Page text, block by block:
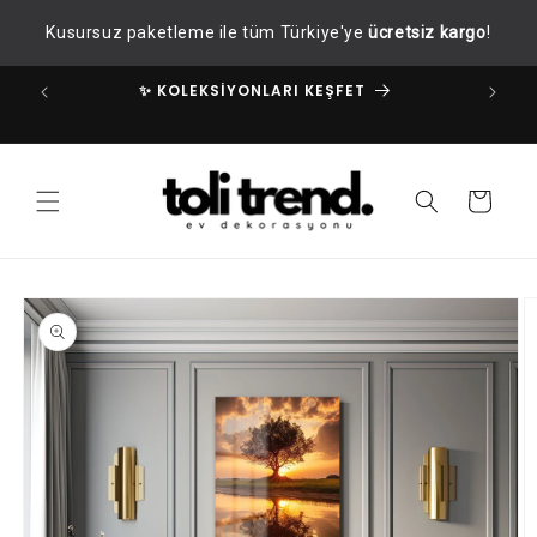
Kusursuz paketleme ile tüm Türkiye'yeücretsiz kargo!
atla
✨ KOLEKSİYONLARI KEŞFET
Sepet
Ürün
bilgisine
atla